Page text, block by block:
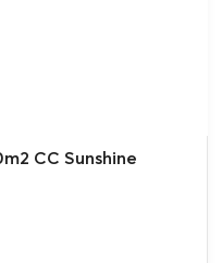
CC Sunshine